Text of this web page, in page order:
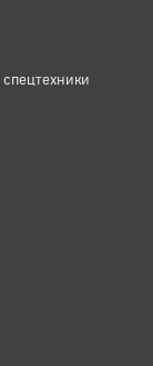
спецтехники